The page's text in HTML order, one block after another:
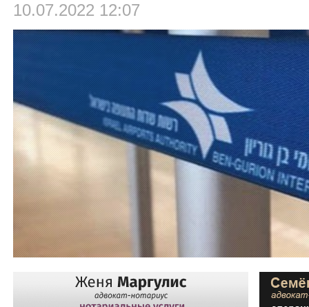
10.07.2022 12:07